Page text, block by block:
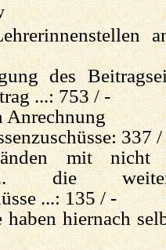
des
...: 753 / -
Anrechnung
337
mit nicht
die
...: 135 / -
haben hiernach